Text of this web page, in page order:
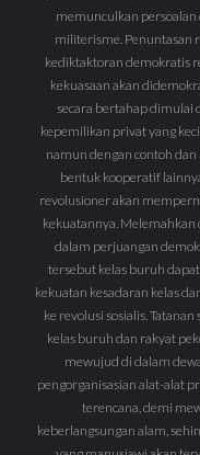
memunculkan persoalan
militerisme. Penuntasan
kediktaktoran demokratis
kekuasaan akan
secara bertahap dimulai
kepemilikan privat yang
namun dengan contoh
bentuk kooperatif
revolusioner akan
kekuatannya. Melemahkan
dalam perjuangan
tersebut kelas buruh
kekuatan kesadaran kelas
ke revolusi sosialis.
kelas buruh dan rakyat
mewujud di dalam
pengorganisasian alat-alat
terencana, demi
keberlangsungan alam,